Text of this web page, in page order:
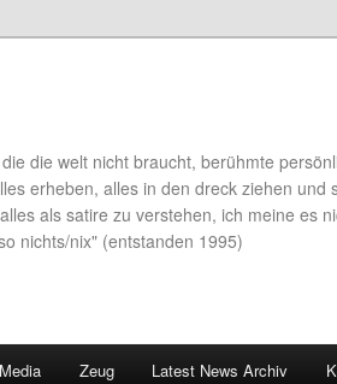
die welt nicht braucht, berühmte
erheben, alles in den dreck ziehen und
als satire zu verstehen, ich meine es
nichts/nix" (entstanden 1995)
Zeug Latest News Archiv